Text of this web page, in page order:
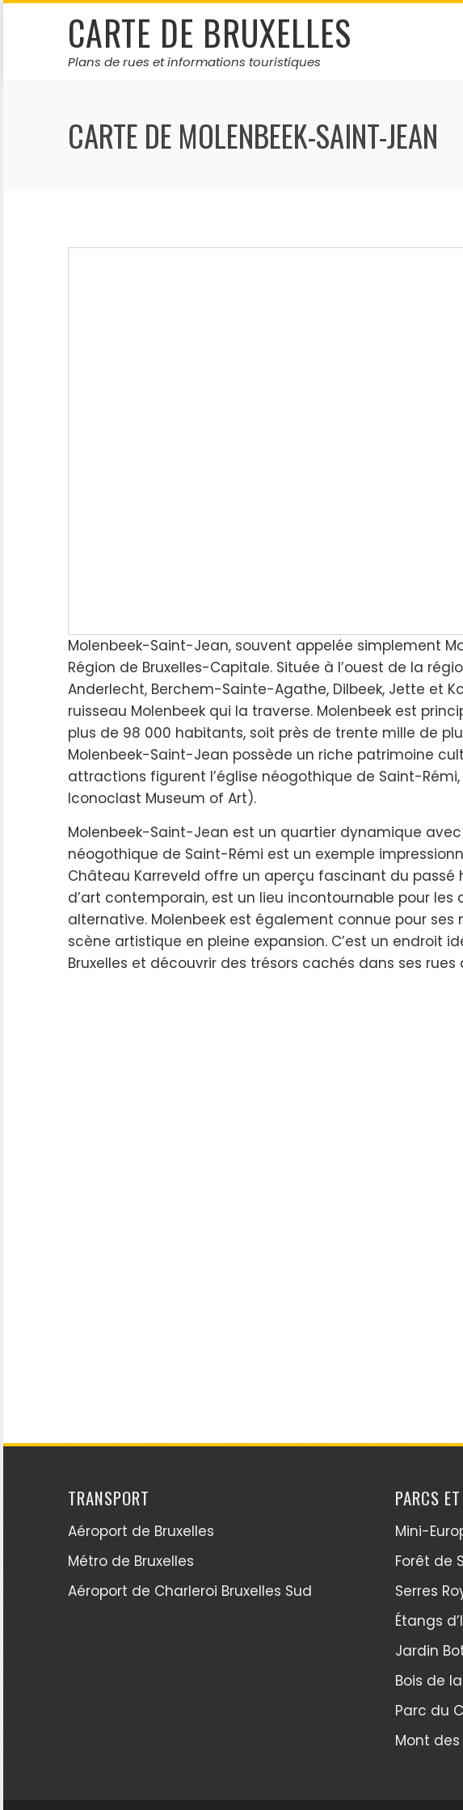
Skip
CARTE DE BRUXELLES
Plans de rues et informations touristiques
CARTE DE MOLENBEEK-SAINT-JEAN
Molenbeek-Saint-Jean, souvent appelée simplement
Région de Bruxelles-Capitale. Située à l’ouest de la
Anderlecht, Berchem-Sainte-Agathe, Dilbeek, Jette et
ruisseau Molenbeek qui la traverse. Molenbeek est
plus de 98 000 habitants, soit près de trente mille de
Molenbeek-Saint-Jean possède un riche patrimoine
attractions figurent l’église néogothique de Saint-
Iconoclast Museum of Art).
Molenbeek-Saint-Jean est un quartier dynamique avec
néogothique de Saint-Rémi est un exemple
Château Karreveld offre un aperçu fascinant du passé
d’art contemporain, est un lieu incontournable pour
alternative. Molenbeek est également connue pour
scène artistique en pleine expansion. C’est un endroit
Bruxelles et découvrir des trésors cachés dans ses rues
TRANSPORT
Aéroport de Bruxelles
Métro de Bruxelles
Aéroport de Charleroi Bruxelles Sud
PARCS
Mini-
Forêt de
Serres
Étangs
Jardin
Bois de
Parc du
Mont des